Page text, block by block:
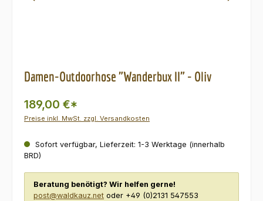
Damen-Outdoorhose "Wanderbux II" - Oliv
189,00 €*
Preise inkl. MwSt. zzgl. Versandkosten
Sofort verfügbar, Lieferzeit: 1-3 Werktage (innerhalb
BRD)
Beratung benötigt? Wir helfen gerne!
post@waldkauz.net oder +49 (0)2131 547553